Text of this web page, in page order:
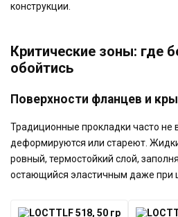
конструкции.
Критические зоны: где
обойтись
Поверхности фланцев и
Традиционные прокладки часто
деформируются или стареют.
ровный, термостойкий слой,
остающийся эластичным даже при